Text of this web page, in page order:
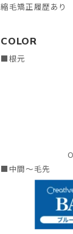
縮毛矯正履歴あり
COLOR
■根元
■中間〜毛先